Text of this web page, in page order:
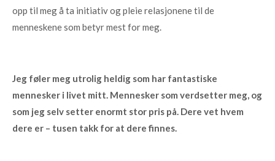
opp til meg å ta initiativ og pleie relasjonene til de
menneskene som betyr mest for meg.
Jeg føler meg utrolig heldig som har fantastiske
mennesker i livet mitt. Mennesker som verdsetter meg, og
som jeg selv setter enormt stor pris på. Dere vet hvem
dere er – tusen takk for at dere finnes.